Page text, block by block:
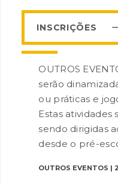
INSCRIÇÕES
OUTROS
serão
ou práticas e
Estas atividades
sendo dirigidas
desde o pré-
OUTROS EVENTOS |